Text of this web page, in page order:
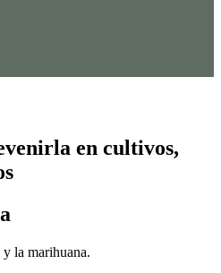
en cultivos,
la marihuana.